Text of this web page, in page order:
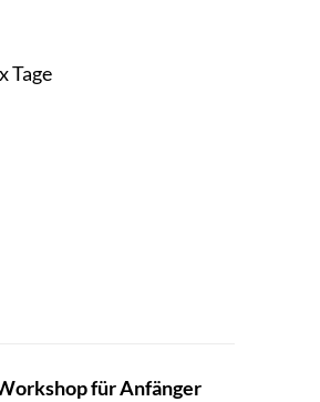
Tage
für Anfänger